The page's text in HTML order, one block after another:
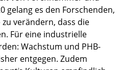
gelang es den Forschenden,
verändern, dass die
Für eine industrielle
Wachstum und PHB-
entgegen. Zudem